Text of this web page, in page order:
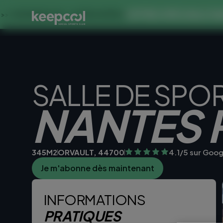
<< OFFRE LIMITÉE ☀️OFFRE SPECIALE DANS CE
SALLE DE
NANTES
345M2ORVAULT, 44700 4.1/5 sur
Je m'abonne dès maintenant
INFORMATIONS
PRATIQUES